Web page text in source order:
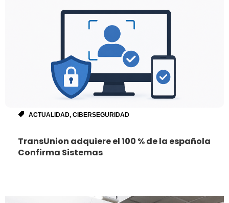
ACTUALIDAD, CIBERSEGURIDAD
TransUnion adquiere el 100 % de la española
Confirma Sistemas